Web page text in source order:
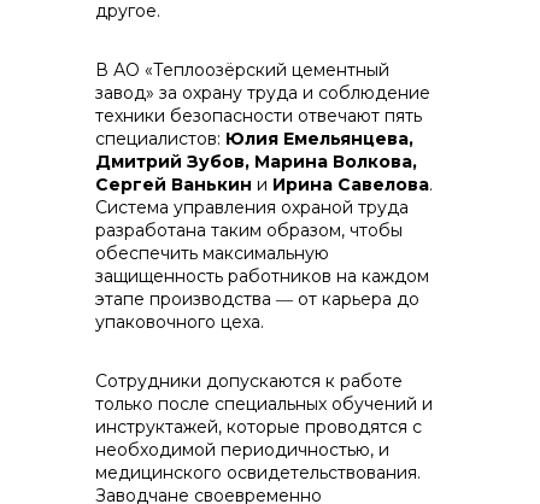
другое.
В АО «Теплоозёрский цементный
завод» за охрану труда и соблюдение
техники безопасности отвечают пять
специалистов: Юлия Емельянцева,
Дмитрий Зубов, Марина Волкова,
Сергей Ванькин и Ирина Савелова.
Система управления охраной труда
разработана таким образом, чтобы
обеспечить максимальную
защищенность работников на каждом
этапе производства ― от карьера до
упаковочного цеха.
Сотрудники допускаются к работе
только после специальных обучений и
инструктажей, которые проводятся с
необходимой периодичностью, и
медицинского освидетельствования.
Заводчане своевременно